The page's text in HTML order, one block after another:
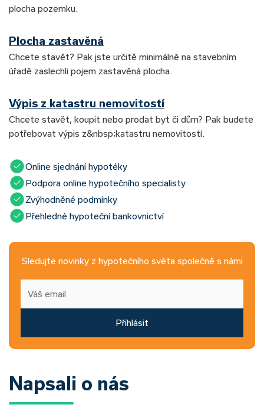
plocha pozemku.
Plocha zastavěná
Chcete stavět? Pak jste určitě minimálně na stavebním
úřadě zaslechli pojem zastavěná plocha.
Výpis z katastru nemovitostí
Chcete stavět, koupit nebo prodat byt či dům? Pak budete
potřebovat výpis z&nbsp;katastru nemovitostí.
Online sjednání hypotéky
Podpora online hypotečního specialisty
Zvýhodněné podmínky
Přehledné hypoteční bankovnictví
Sledujte novinky z hypotečního světa společně s námi
Přihlásit
Napsali o nás